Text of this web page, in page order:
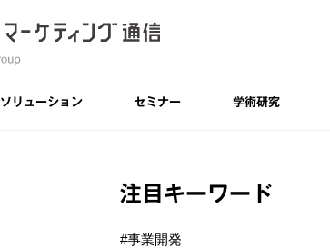
ソリューション セミナー 学術研究
注目キーワード
#事業開発